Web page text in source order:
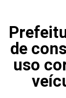
de
uso